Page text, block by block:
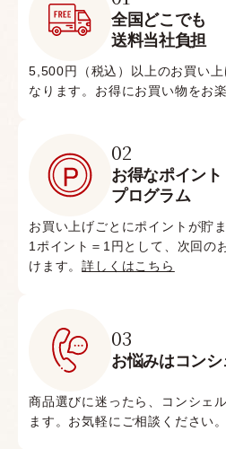
全国どこでも
送料当社負担
5,500円（税込）以上のお買い
なります。お得にお買い物をお
02
お得なポイント
プログラム
お買い上げごとにポイントが貯ま
1ポイント＝1円として、次回の
けます。詳しくはこちら
03
お悩みはコン
商品選びに迷ったら、コンシェ
ます。お気軽にご相談ください。